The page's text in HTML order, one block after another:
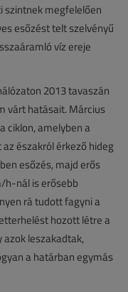
szintnek megfelelően
esőzést telt szelvényű
víz ereje
2013 tavaszán
várt hatásait. Március
ciklon, amelyben a
északról érkező hideg
esőzés, majd erős
h-nál is erősebb
rá tudott fagyni a
hozott létre a
leszakadtak,
a határban egymás